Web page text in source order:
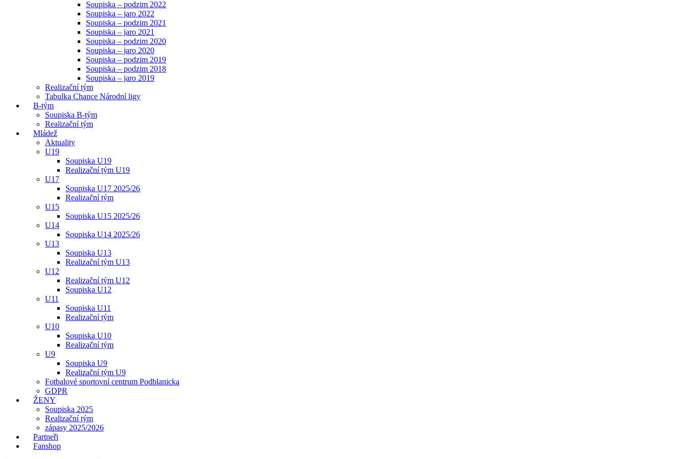
Soupiska – podzim 2022
Soupiska – jaro 2022
Soupiska – podzim 2021
Soupiska – jaro 2021
Soupiska – podzim 2020
Soupiska – jaro 2020
Soupiska – podzim 2019
Soupiska – podzim 2018
Soupiska – jaro 2019
Realizační tým
Tabulka Chance Národní ligy
B-tým
Soupiska B-tým
Realizační tým
Mládež
Aktuality
U19
Soupiska U19
Realizační tým U19
U17
Soupiska U17 2025/26
Realizační tým
U15
Soupiska U15 2025/26
U14
Soupiska U14 2025/26
U13
Soupiska U13
Realizační tým U13
U12
Realizační tým U12
Soupiska U12
U11
Soupiska U11
Realizační tým
U10
Soupiska U10
Realizační tým
U9
Soupiska U9
Realizační tým U9
Fotbalové sportovní centrum Podblanicka
GDPR
ŽENY
Soupiska 2025
Realizační tým
zápasy 2025/2026
Partneři
Fanshop